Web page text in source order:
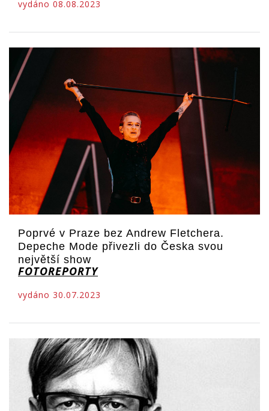
vydáno 08.08.2023
Poprvé v Praze bez Andrew Fletchera.
Depeche Mode přivezli do Česka svou
největší show
FOTOREPORTY
vydáno 30.07.2023